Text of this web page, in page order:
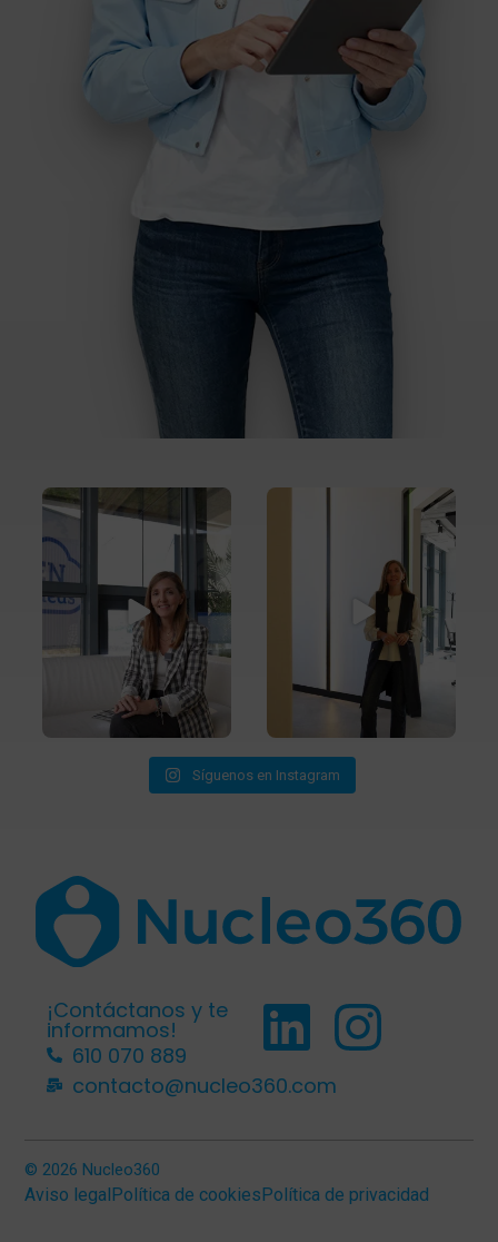
Síguenos en Instagram
¡Contáctanos y te
informamos!
610 070 889
contacto@nucleo360.com
© 2026 Nucleo360
Aviso legalPolítica de cookiesPolítica de privacidad